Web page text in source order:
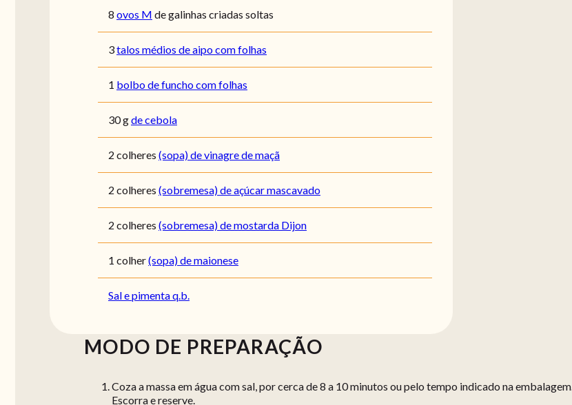
8 ovos M de galinhas criadas soltas
3talos médios de aipo com folhas
1 bolbo de funcho com folhas
30gde cebola
2 colheres (sopa) de vinagre de maçã
2 colheres (sobremesa) de açúcar mascavado
2 colheres (sobremesa) de mostarda Dijon
1 colher(sopa) de maionese
Sal e pimenta q.b.
MODO DE PREPARAÇÃO
Coza a massa em água com sal, por cerca de 8 a 10 minutos ou pelo tempo indicado na embalagem.
Escorra e reserve.